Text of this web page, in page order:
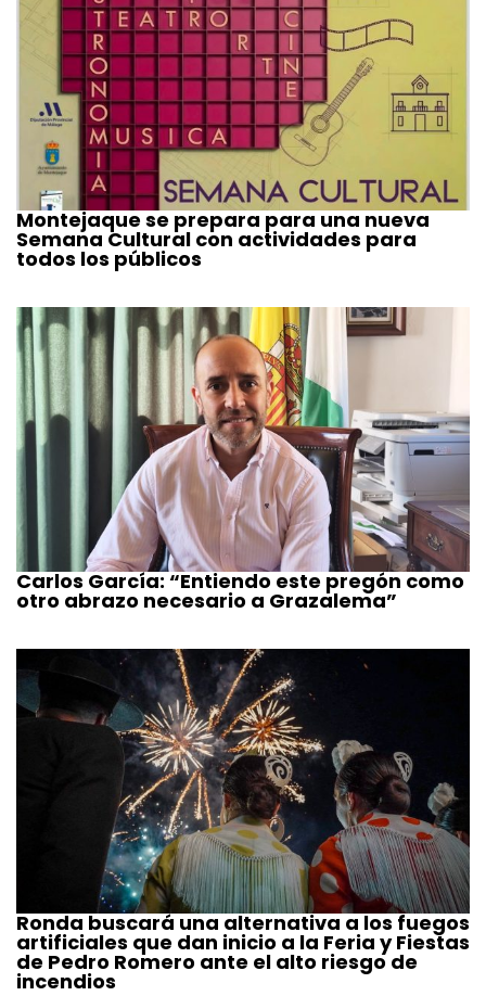
Montejaque se prepara para una nueva
Semana Cultural con actividades para
todos los públicos
Carlos García: “Entiendo este pregón como
otro abrazo necesario a Grazalema”
Ronda buscará una alternativa a los fuegos
artificiales que dan inicio a la Feria y Fiestas
de Pedro Romero ante el alto riesgo de
incendios